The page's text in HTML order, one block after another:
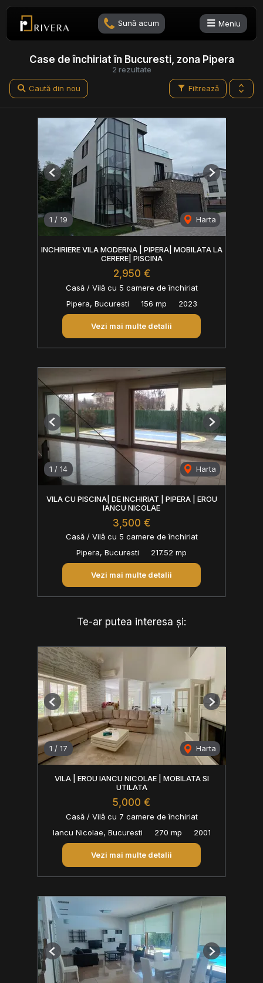
Sună acum Meniu
2 rezultate
Case de închiriat în Bucuresti, zona Pipera
Filtrează
Caută din nou
1 / 19 Harta
Previous Next
INCHIRIERE VILA MODERNA | PIPERA| MOBILATA LA
CERERE| PISCINA
2,950 €
Casă / Vilă cu 5 camere de închiriat
Pipera, Bucuresti
156 mp 2023
Vezi mai multe detalii
1 / 14 Harta
Previous Next
VILA CU PISCINA| DE INCHIRIAT | PIPERA | EROU
IANCU NICOLAE
3,500 €
Casă / Vilă cu 5 camere de închiriat
Pipera, Bucuresti
217.52 mp
Vezi mai multe detalii
Te-ar putea interesa și:
1 / 17 Harta
Previous Next
VILA | EROU IANCU NICOLAE | MOBILATA SI
UTILATA
5,000 €
Casă / Vilă cu 7 camere de închiriat
Iancu Nicolae, Bucuresti
270 mp 2001
Vezi mai multe detalii
Previous Next